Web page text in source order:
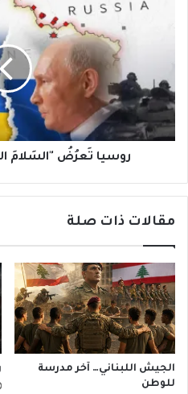
أوكرانيا!
روسيا تَعرُضُ "السَلامَ
مقالات ذات صلة
الجيش اللبناني… آخر مدرسة
للوطن